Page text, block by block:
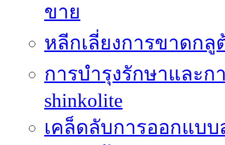
ขาย
หลีกเลี่ยงการขาดก
การบำรุงรักษาและ
shinkolite
เคล็ดลับการออกแบ